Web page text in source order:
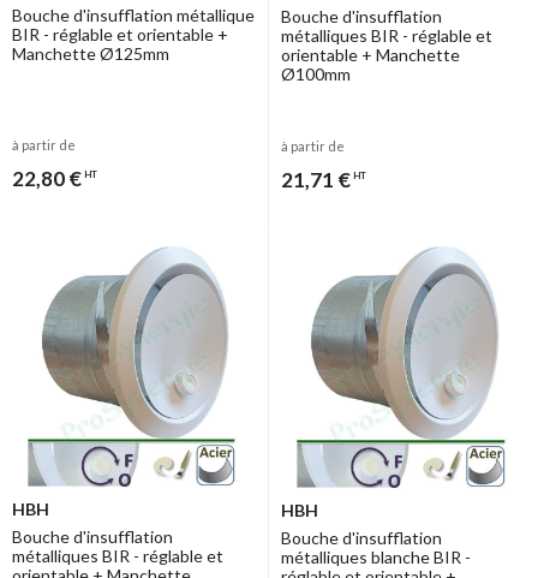
Bouche d'insufflation métallique
BIR - réglable et orientable +
Manchette Ø125mm
à partir de
22,80 € HT
Bouche d'insufflation
métalliques BIR - réglable et
orientable + Manchette
Ø100mm
à partir de
21,71 € HT
HBH
Bouche d'insufflation
métalliques BIR - réglable et
HBH
Bouche d'insufflation
métalliques blanche BIR -